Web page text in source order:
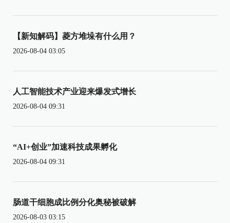
【新知解码】菱方堆垛有什么用？
2026-08-04 03:05
人工智能技术产业迎来爆发式增长
2026-08-04 09:31
“AI+创业”加速科技成果孵化
2026-08-04 09:31
肠道干细胞成比例分化奥秘被破解
2026-08-03 03:15